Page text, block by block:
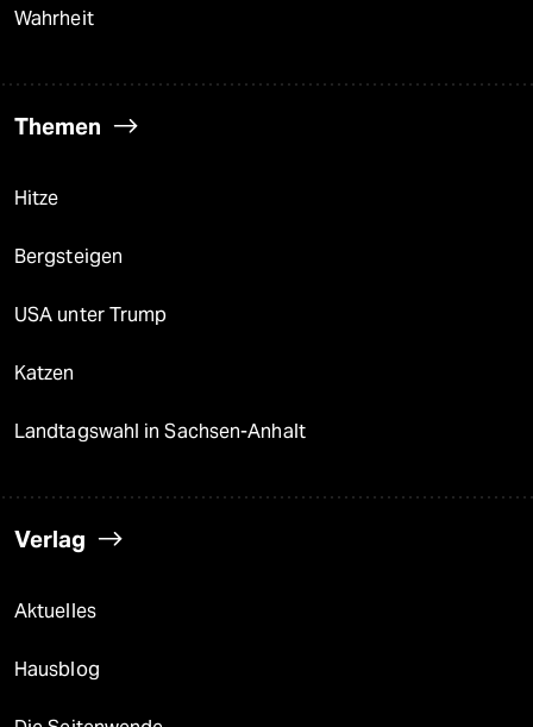
Wahrheit
Themen
Hitze
Bergsteigen
USA unter Trump
Katzen
Landtagswahl in Sachsen-Anhalt
Verlag
Aktuelles
Hausblog